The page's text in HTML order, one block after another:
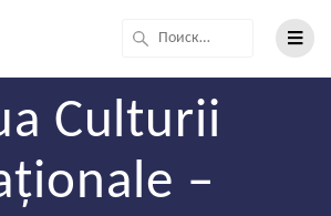
Culturii
–